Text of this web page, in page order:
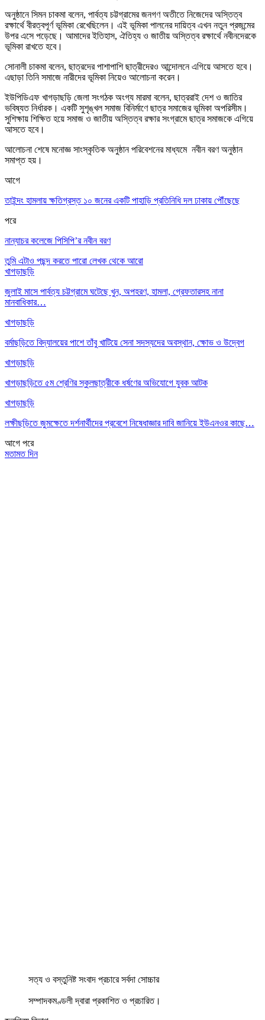
অনুষ্ঠানে সিমন চাকমা বলেন, পার্বত্য চট্টগ্রামের জনগণ অতীতে নিজেদের অস্তিত্ব
রক্ষার্থে বীরত্বপূর্ণ ভূমিকা রেখেছিলেন। এই ভূমিকা পালনের দায়িত্ব এখন নতুন প্রজন্মের
উপর এসে পড়েছে। আমাদের ইতিহাস, ঐতিহ্য ও জাতীয় অস্তিত্ব রক্ষার্থে নবীনদেরকে
ভূমিকা রাখতে হবে।
সোনালী চাকমা বলেন, ছাত্রদের পাশাপাশি ছাত্রীদেরও আন্দোলনে এগিয়ে আসতে হবে।
এছাড়া তিনি সমাজে নারীদের ভূমিকা নিয়েও আলোচনা করেন।
ইউপিডিএফ খাগড়াছড়ি জেলা সংগঠক অংগ্য মারমা বলেন, ছাত্ররাই দেশ ও জাতির
ভবিষ্যত নির্ধারক। একটি সুশৃঙ্খল সমাজ বিনির্মাণে ছাত্র সমাজের ভূমিকা অপরিসীম।
সুশিক্ষায় শিক্ষিত হয়ে সমাজ ও জাতীয় অস্তিত্ব রক্ষার সংগ্রামে ছাত্র সমাজকে এগিয়ে
আসতে হবে।
আলোচনা শেষে মনোজ্ঞ সাংস্কৃতিক অনুষ্ঠান পরিবেশনের মাধ্যমে নবীন বরণ অনুষ্ঠান
সমাপ্ত হয়।
আগে
তাইন্দং হামলায় ক্ষতিগ্রস্ত ১০ জনের একটি পাহাড়ি প্রতিনিধি দল ঢাকায় পৌঁছেছে
পরে
নান্যাচর কলেজে পিসিপি’র নবীন বরণ
তুমি এটাও পছন্দ করতে পারো লেখক থেকে আরো
খাগড়াছড়ি
জুলাই মাসে পার্বত্য চট্টগ্রামে ঘটেছে খুন, অপহরণ, হামলা, গ্রেফতারসহ নানা
মানবাধিকার…
খাগড়াছড়ি
বর্মাছড়িতে বিদ্যালয়ের পাশে তাঁবু খাটিয়ে সেনা সদস্যদের অবস্থান, ক্ষোভ ও উদ্বেগ
খাগড়াছড়ি
খাগড়াছড়িতে ৫ম শ্রেণির স্কুলছাত্রীকে ধর্ষণের অভিযোগে যুবক আটক
খাগড়াছড়ি
লক্ষীছড়িতে জুমক্ষেতে দর্শনার্থীদের প্রবেশে নিষেধাজ্ঞার দাবি জানিয়ে ইউএনওর কাছে…
আগে পরে
মতামত দিন
সত্য ও বস্তুনিষ্ট সংবাদ প্রচারে সর্বদা সোচ্চার
সম্পাদকমণ্ডলী দ্বারা প্রকাশিত ও প্রচারিত।